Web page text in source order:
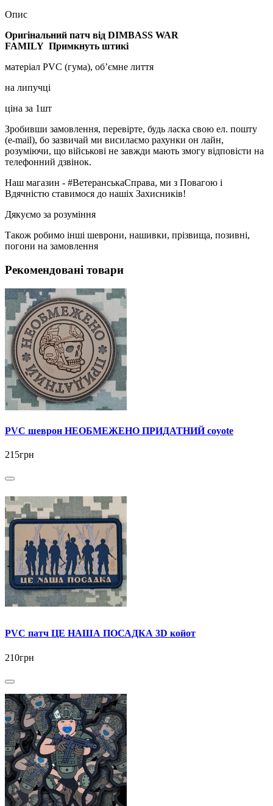
Опис
Оригінальний патч від DIMBASS WAR
FAMILY Примкнуть штикі
матеріал PVC (гума), об’ємне лиття
на липучці
ціна за 1шт
Зробивши замовлення, перевірте, будь ласка свою ел. пошту
(e-mail), бо зазвичай ми висилаємо рахунки он лайн,
розуміючи, що військові не завжди мають змогу відповісти на
телефонний дзвінок.
Наш магазин - #ВетеранськаСправа, ми з Повагою і
Вдячністю ставимося до нашіх Захисників!
Дякуємо за розуміння
Також робимо інші шеврони, нашивки, прізвища, позивні,
погони на замовлення
Рекомендовані товари
PVC шеврон НЕОБМЕЖЕНО ПРИДАТНИЙ coyote
215грн
PVC патч ЦЕ НАША ПОСАДКА 3D койот
210грн